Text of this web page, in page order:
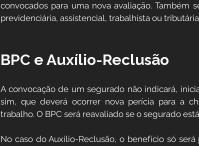
convocados para uma nova avaliação. Também
previdenciária, assistencial, trabalhista ou
BPC e Auxílio-Reclusão
A convocação de um segurado não indicará,
sim, que deverá ocorrer nova perícia para a
trabalho. O BPC será reavaliado se o segurado
No caso do Auxílio-Reclusão, o benefício só